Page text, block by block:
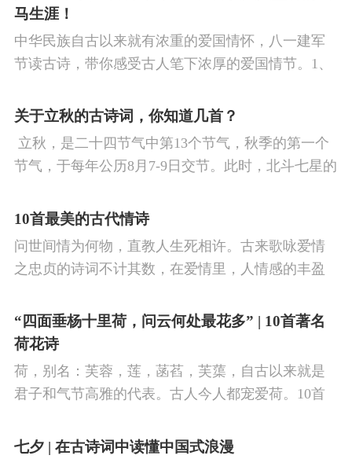
马生涯！
中华民族自古以来就有浓重的爱国情怀，八一建军
节读古诗，带你感受古人笔下浓厚的爱国情节。1、
看剑，梦回吹角连营。八百里分麾下炙，五十弦翻
关于立秋的古诗词，你知道几首？
​ 立秋，是二十四节气中第13个节气，秋季的第一个
节气，于每年公历8月7-9日交节。此时，北斗七星的
了四时“气”的变化，立秋是阳气渐收、阴气渐长，由
10首最美的古代情诗
问世间情为何物，直教人生死相许。古来歌咏爱情
之忠贞的诗词不计其数，在爱情里，人情感的丰盈
笔下生辉。10首绝美的爱情古诗词，与你一起感受
情之幽微，爱之可贵。
“四面垂杨十里荷，问云何处最花多” | 10首著名
荷花诗
荷，别名：芙蓉，莲，菡萏，芙蕖，自古以来就是
君子和气节高雅的代表。古人今人都宠爱荷。10首
杨万里泉眼无声惜细流，树阴照水爱晴柔。
七夕 | 在古诗词中读懂中国式浪漫